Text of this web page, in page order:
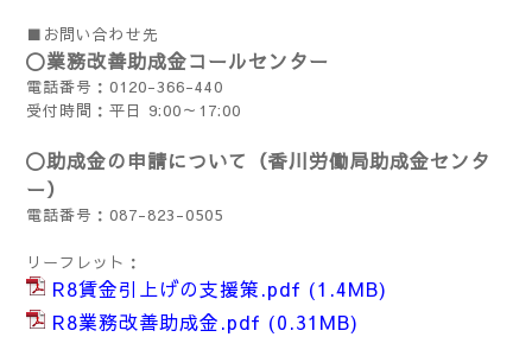
■お問い合わせ先
〇業務改善助成金コールセンター
電話番号：0120-366-440
受付時間：平日 9:00～17:00
〇助成金の申請について（香川労働局助成金センタ
ー）
電話番号：087-823-0505
リーフレット：
R8賃金引上げの支援策.pdf (1.4MB)
R8業務改善助成金.pdf (0.31MB)